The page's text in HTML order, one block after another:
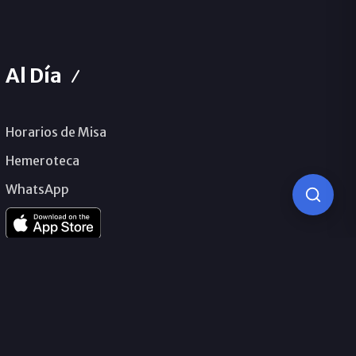
Al Día
Horarios de Misa
Hemeroteca
WhatsApp